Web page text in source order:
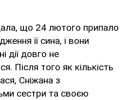
що 24 лютого припало
її сина, і вони
дії довго не
Після того як кількість
Сніжана з
сестри та своєю